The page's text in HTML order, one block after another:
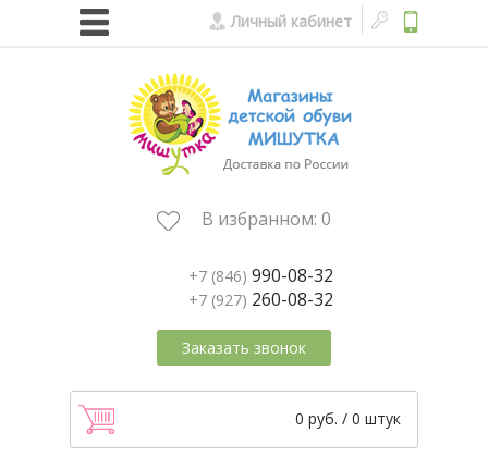
Личный кабинет
В избранном: 0
+7 (846) 990-08-32
+7 (927) 260-08-32
Заказать звонок
0 руб. / 0 штук